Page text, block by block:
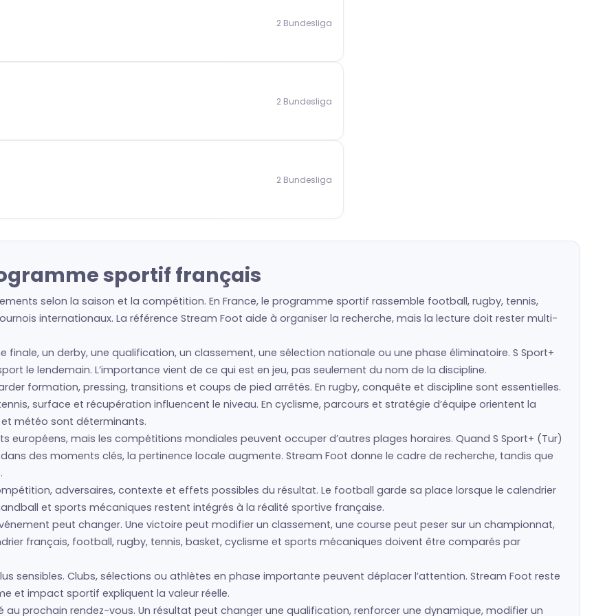
2 Bundesliga
2 Bundesliga
2 Bundesliga
sportif français
selon la saison et la compétition. En France, le programme sportif rassemble football, rugby, tennis,
internationaux. La référence Stream Foot aide à organiser la recherche, mais la lecture doit rester multi-
finale, un derby, une qualification, un classement, une sélection nationale ou une phase éliminatoire. S Sport+
le lendemain. L’importance vient de ce qui est en jeu, pas seulement du nom de la discipline.
formation, pressing, transitions et coups de pied arrêtés. En rugby, conquête et discipline sont essentielles.
surface et récupération influencent le niveau. En cyclisme, parcours et stratégie d’équipe orientent la
météo sont déterminants.
européens, mais les compétitions mondiales peuvent occuper d’autres plages horaires. Quand S Sport+ (Tur)
des moments clés, la pertinence locale augmente. Stream Foot donne le cadre de recherche, tandis que
adversaires, contexte et effets possibles du résultat. Le football garde sa place lorsque le calendrier
et sports mécaniques restent intégrés à la réalité sportive française.
peut changer. Une victoire peut modifier un classement, une course peut peser sur un championnat,
français, football, rugby, tennis, basket, cyclisme et sports mécaniques doivent être comparés par
sensibles. Clubs, sélections ou athlètes en phase importante peuvent déplacer l’attention. Stream Foot reste
et impact sportif expliquent la valeur réelle.
au prochain rendez-vous. Un résultat peut changer une qualification, renforcer une dynamique, modifier un